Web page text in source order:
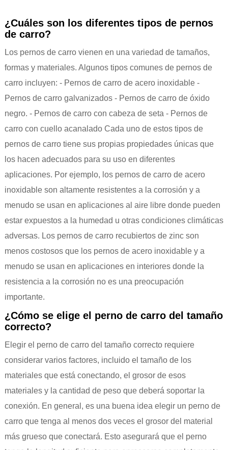
¿Cuáles son los diferentes tipos de pernos
de carro?
Los pernos de carro vienen en una variedad de tamaños,
formas y materiales. Algunos tipos comunes de pernos de
carro incluyen: - Pernos de carro de acero inoxidable -
Pernos de carro galvanizados - Pernos de carro de óxido
negro. - Pernos de carro con cabeza de seta - Pernos de
carro con cuello acanalado Cada uno de estos tipos de
pernos de carro tiene sus propias propiedades únicas que
los hacen adecuados para su uso en diferentes
aplicaciones. Por ejemplo, los pernos de carro de acero
inoxidable son altamente resistentes a la corrosión y a
menudo se usan en aplicaciones al aire libre donde pueden
estar expuestos a la humedad u otras condiciones climáticas
adversas. Los pernos de carro recubiertos de zinc son
menos costosos que los pernos de acero inoxidable y a
menudo se usan en aplicaciones en interiores donde la
resistencia a la corrosión no es una preocupación
importante.
¿Cómo se elige el perno de carro del tamaño
correcto?
Elegir el perno de carro del tamaño correcto requiere
considerar varios factores, incluido el tamaño de los
materiales que está conectando, el grosor de esos
materiales y la cantidad de peso que deberá soportar la
conexión. En general, es una buena idea elegir un perno de
carro que tenga al menos dos veces el grosor del material
más grueso que conectará. Esto asegurará que el perno